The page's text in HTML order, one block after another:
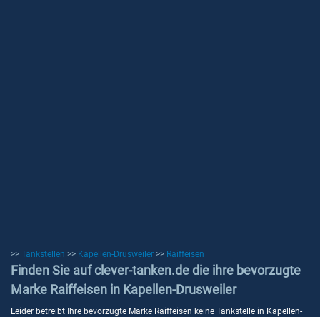
>> Tankstellen >> Kapellen-Drusweiler >> Raiffeisen
Finden Sie auf clever-tanken.de die ihre bevorzugte
Marke Raiffeisen in Kapellen-Drusweiler
Leider betreibt Ihre bevorzugte Marke Raiffeisen keine Tankstelle in Kapellen-